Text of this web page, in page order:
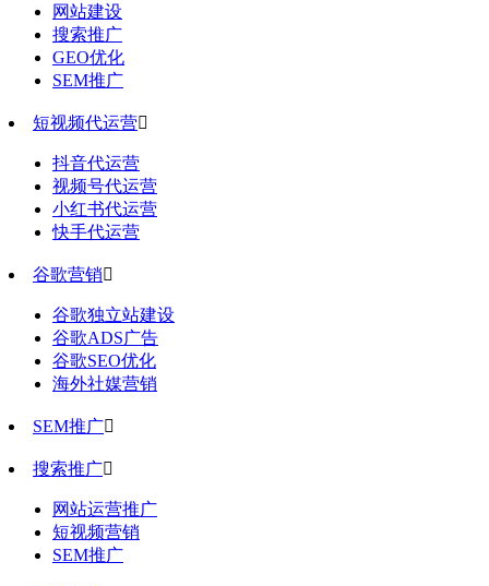
网站建设
搜索推广
GEO优化
SEM推广
短视频代运营
抖音代运营
视频号代运营
小红书代运营
快手代运营
谷歌营销
谷歌独立站建设
谷歌ADS广告
谷歌SEO优化
海外社媒营销
SEM推广
搜索推广
网站运营推广
短视频营销
SEM推广